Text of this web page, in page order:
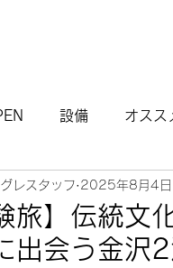
設備 オスス
お知らせ 観光モデル
海 サウナ
旅】伝統文
出会う金沢
レスタッフ 2025年8月4日